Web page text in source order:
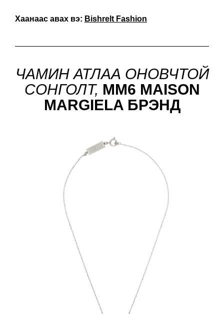
Хаанаас авах вэ: Bishrelt Fashion
ЧАМИН АТЛАА ОНОВЧТОЙ
СОНГОЛТ, MM6 MAISON
MARGIELA БРЭНД